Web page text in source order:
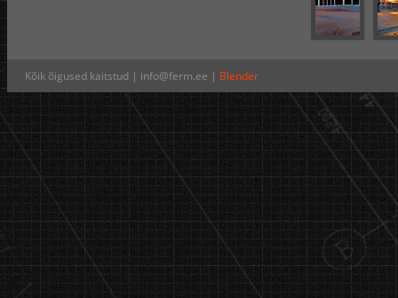
Kõik õigused kaitstud | info@ferm.ee | Blender